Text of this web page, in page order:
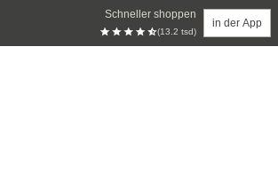
Schneller shoppen
(13.2 tsd)
in der App